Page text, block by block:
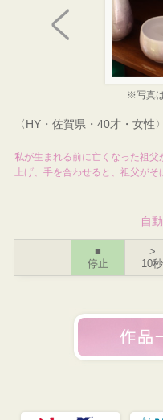
※写真
〈HY・佐賀県・40才・女性
私が生まれる前に亡くなった祖
上げ、手を合わせると、祖父がそ
自
■
停止
>
10秒